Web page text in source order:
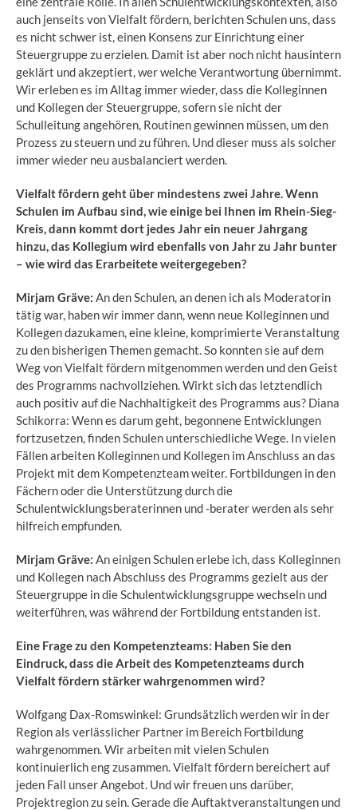
auch jenseits von Vielfalt fördern, berichten Schulen uns, dass
es nicht schwer ist, einen Konsens zur Einrichtung einer
Steuergruppe zu erzielen. Damit ist aber noch nicht hausintern
geklärt und akzeptiert, wer welche Verantwortung übernimmt.
Wir erleben es im Alltag immer wieder, dass die Kolleginnen
und Kollegen der Steuergruppe, sofern sie nicht der
Schulleitung angehören, Routinen gewinnen müssen, um den
Prozess zu steuern und zu führen. Und dieser muss als solcher
immer wieder neu ausbalanciert werden.
Vielfalt fördern geht über mindestens zwei Jahre. Wenn
Schulen im Aufbau sind, wie einige bei Ihnen im Rhein-Sieg-
Kreis, dann kommt dort jedes Jahr ein neuer Jahrgang
hinzu, das Kollegium wird ebenfalls von Jahr zu Jahr bunter
– wie wird das Erarbeitete weitergegeben?
Mirjam Gräve: An den Schulen, an denen ich als Moderatorin
tätig war, haben wir immer dann, wenn neue Kolleginnen und
Kollegen dazukamen, eine kleine, komprimierte Veranstaltung
zu den bisherigen Themen gemacht. So konnten sie auf dem
Weg von Vielfalt fördern mitgenommen werden und den Geist
des Programms nachvollziehen. Wirkt sich das letztendlich
auch positiv auf die Nachhaltigkeit des Programms aus? Diana
Schikorra: Wenn es darum geht, begonnene Entwicklungen
fortzusetzen, finden Schulen unterschiedliche Wege. In vielen
Fällen arbeiten Kolleginnen und Kollegen im Anschluss an das
Projekt mit dem Kompetenzteam weiter. Fortbildungen in den
Fächern oder die Unterstützung durch die
Schulentwicklungsberaterinnen und -berater werden als sehr
hilfreich empfunden.
Mirjam Gräve: An einigen Schulen erlebe ich, dass Kolleginnen
und Kollegen nach Abschluss des Programms gezielt aus der
Steuergruppe in die Schulentwicklungsgruppe wechseln und
weiterführen, was während der Fortbildung entstanden ist.
Eine Frage zu den Kompetenzteams: Haben Sie den
Eindruck, dass die Arbeit des Kompetenzteams durch
Vielfalt fördern stärker wahrgenommen wird?
Wolfgang Dax-Romswinkel: Grundsätzlich werden wir in der
Region als verlässlicher Partner im Bereich Fortbildung
wahrgenommen. Wir arbeiten mit vielen Schulen
kontinuierlich eng zusammen. Vielfalt fördern bereichert auf
jeden Fall unser Angebot. Und wir freuen uns darüber,
Projektregion zu sein. Gerade die Auftaktveranstaltungen und